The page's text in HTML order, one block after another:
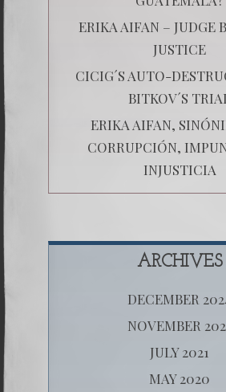
ERIKA AIFAN – JUDGE
JUSTICE
CICIG´S AUTO-
BITKOV´S
ERIKA AIFAN,
CORRUPCIÓN,
INJUSTICIA
ARCHIVES
DECEMBER
NOVEMBER
JULY 2021
MAY 2020